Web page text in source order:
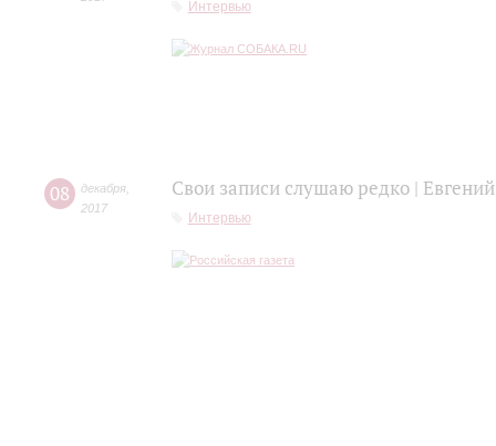
Интервью
08 декабря
2017
Свои записи слушаю редко |
Интервью